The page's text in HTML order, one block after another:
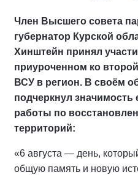
Член Высшего совета
губернатор Курской
Хинштейн принял
приуроченном ко
ВСУ в регион. В своём
подчеркнул значимость
работы по
территорий:
«6 августа — день,
общую память и новую